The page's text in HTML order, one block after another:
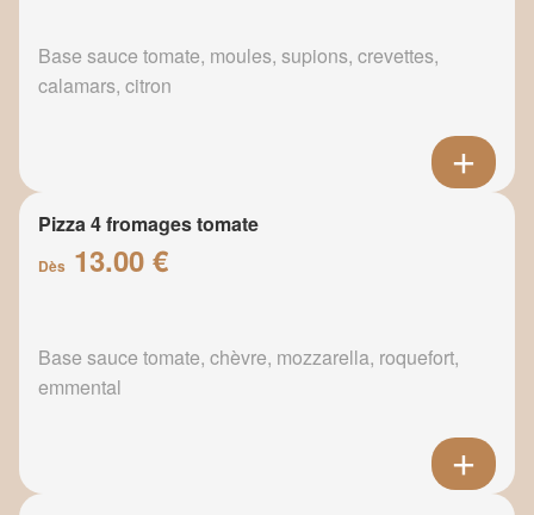
Base sauce tomate, moules, supions, crevettes,
calamars, citron
Pizza 4 fromages tomate
Dès 13.00 €
Base sauce tomate, chèvre, mozzarella, roquefort,
emmental